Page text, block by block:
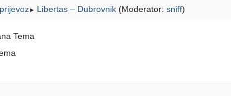
► Libertas – Dubrovnik (Moderator: sniff)
Tema